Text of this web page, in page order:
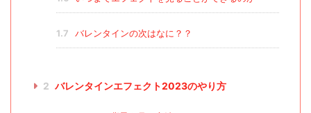
1.7 バレンタインの次はなに？？
2 バレンタインエフェクト2023のやり方